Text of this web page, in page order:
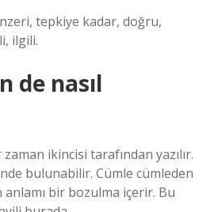
tepkiye kadar, doğru,
ilgili.
de nasıl
ikincisi tarafından yazılır.
bulunabilir. Cümle cümleden
anlamı bir bozulma içerir. Bu